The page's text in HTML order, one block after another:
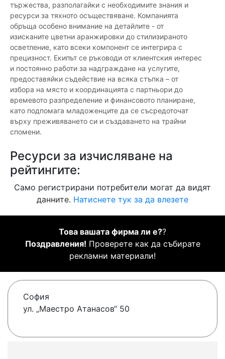
тържества, разполагайки с необходимите знания и
ресурси за тяхното осъществяване. Компанията
обръща особено внимание на детайлите - от
изисканите цветни аранжировки до стилизираното
осветление, като всеки компонент се интегрира с
прецизност. Екипът се ръководи от клиентския интерес
и постоянно работи за надграждане на услугите,
предоставяйки съдействие на всяка стъпка – от
избора на място и координацията с партньори до
времевото разпределение и финансовото планиране,
като подпомага младоженците да се съсредоточат
върху преживяването си и създаването на трайни
спомени.
Ресурси за изчисляване на
рейтингите:
Само регистрирани потребители могат да видят
данните. Натиснете тук за да влезете
Това вашата фирма ли е??
Поздравления! Проверете как да събирате
рекламни материали!
София
ул. „Маестро Атанасов“ 50